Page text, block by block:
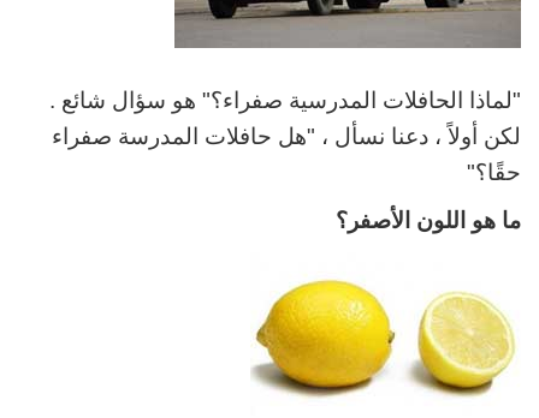
"لماذا الحافلات المدرسية صفراء؟" هو سؤال شائع .
لكن أولاً ، دعنا نسأل ، "هل حافلات المدرسة صفراء
حقًا؟"
ما هو اللون الأصفر؟